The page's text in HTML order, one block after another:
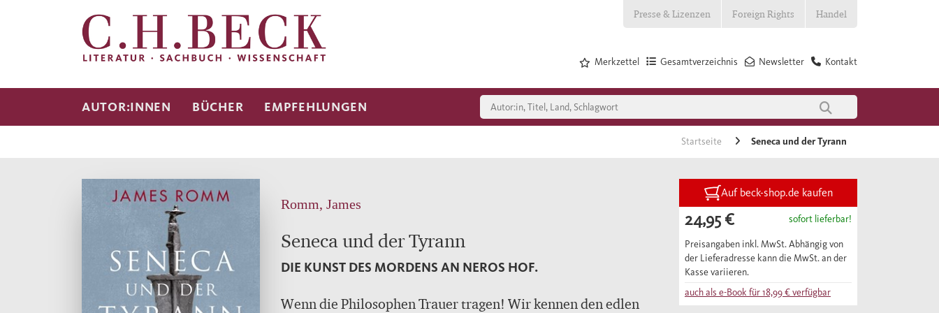
Presse & Lizenzen Foreign Rights Handel
Kontakt
Newsletter
Gesamtverzeichnis
Merkzettel
AUTOR:INNEN BÜCHER EMPFEHLUNGEN
Startseite Seneca und der Tyrann
Romm, James
Seneca und der Tyrann
DIE KUNST DES MORDENS AN NEROS HOF.
Wenn die Philosophen Trauer tragen! Wir kennen den edlen
Auf beck-shop.de kaufen
24,95 € sofort lieferbar!
Preisangaben inkl. MwSt. Abhängig von
der Lieferadresse kann die MwSt. an der
Kasse variieren.
auch als e-Book für18,99 €verfügbar